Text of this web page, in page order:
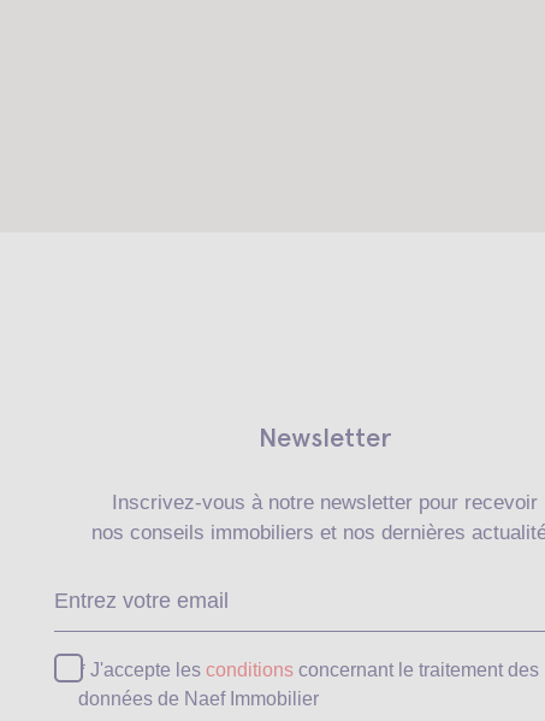
Newsletter
Inscrivez-vous à notre newsletter pour recevoir
nos conseils immobiliers et nos dernières
* J'accepte les conditions concernant le traitement des
données de Naef Immobilier